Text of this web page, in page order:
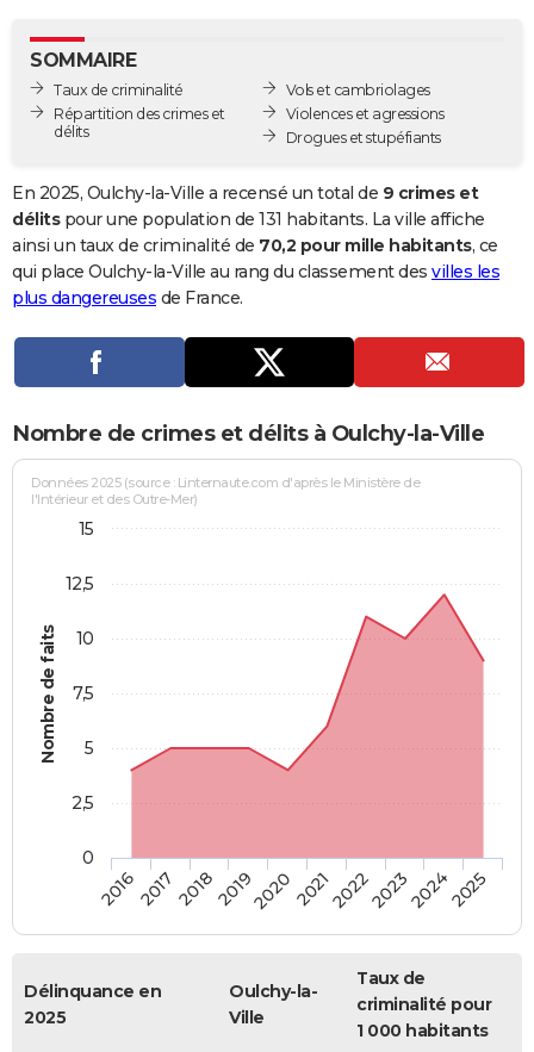
GUIDES D'ACHAT
BONS PLANS
Carte de Noël
Carte Bonne année
Carte Saint-Valentin
Carte Pâques
Carte d'anniversaire
DICTIONNAIRE
Dictionnaire
Biographies
Citations
Expressions
Proverbes
PROGRAMME TV
Se connecter
Entreprises
Service militaire
Avis de recherche
AVIS DE DÉCÈS
Bricolage
Lifestyle
Culture
Sport
Auto
Television
Voyage
Cinema
SOMMAIRE
Taux de criminalité
Répartition des crimes et
délits
Vols et cambriolages
Violences et agressions
Drogues et stupéfiants
En 2025, Oulchy-la-Ville a recensé un total de 9 crimes et
délitspour une population de 131 habitants. La ville affiche
ainsi un taux de criminalité de 70,2 pour mille habitants, ce
qui place Oulchy-la-Ville au rang du classement des villes les
plus dangereuses de France.
Nombre de crimes et délits à Oulchy-la-Ville
Nombre de faits
Données 2025 (source : Linternaute.com d'après le Ministère de
l'Intérieur et des Outre-Mer)
2016201720182019202020212022202320242025
0
2,5
5
7,5
10
12,5
15
Délinquance en
2025
Oulchy-la-
Ville
Taux de
criminalité pour
1 000 habitants